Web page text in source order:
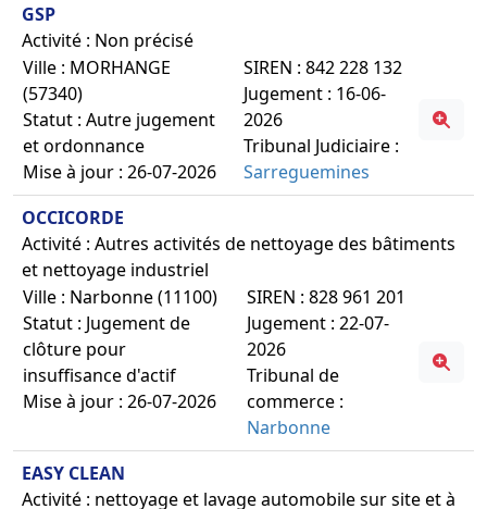
GSP
Activité : Non précisé
Ville : MORHANGE
(57340)
Statut : Autre jugement
et ordonnance
Mise à jour : 26-07-2026
SIREN : 842 228 132
Jugement : 16-06-
2026
Tribunal Judiciaire :
Sarreguemines
OCCICORDE
Activité : Autres activités de nettoyage des bâtiments
et nettoyage industriel
Ville : Narbonne (11100)
Statut : Jugement de
clôture pour
insuffisance d'actif
Mise à jour : 26-07-2026
SIREN : 828 961 201
Jugement : 22-07-
2026
Tribunal de
commerce :
Narbonne
EASY CLEAN
Activité : nettoyage et lavage automobile sur site et à